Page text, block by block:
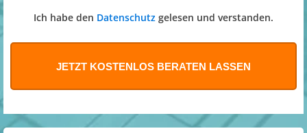
Ich habe den Datenschutz gelesen und verstanden.